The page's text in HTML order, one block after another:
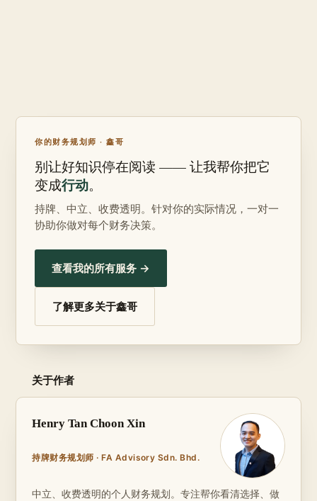
你的财务规划师 · 鑫哥
别让好知识停在阅读 —— 让我帮你把它
变成行动。
持牌、中立、收费透明。针对你的实际情况，一对一
协助你做对每个财务决策。
查看我的所有服务 →
了解更多关于鑫哥
关于作者
Henry Tan Choon Xin
持牌财务规划师 · FA Advisory Sdn. Bhd.
中立、收费透明的个人财务规划。专注帮你看清选择、做